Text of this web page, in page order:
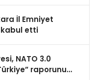
İl Emniyet
kabul etti
NATO 3.0
raporunu